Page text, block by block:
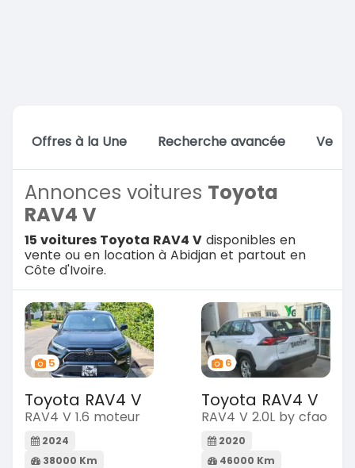
Offres à la Une Recherche avancée Vente
Annonces voitures Toyota
RAV4 V
15 voitures Toyota RAV4 V disponibles en
vente ou en location à Abidjan et partout en
Côte d'Ivoire.
5
Toyota RAV4 V
RAV4 V 1.6 moteur
2024
38000 Km
6
Toyota RAV4 V
RAV4 V 2.0L by cfao
2020
46000 Km